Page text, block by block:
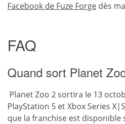
Facebook de Fuze Forge dès
FAQ
Quand sort Planet
Planet Zoo 2 sortira le 13
PlayStation 5 et Xbox Series
que la franchise est disponible